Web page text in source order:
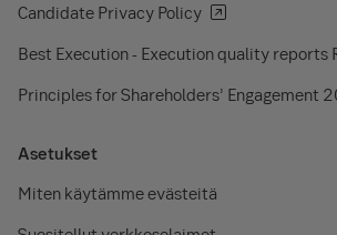
Candidate Privacy Policy
Best Execution - Execution quality reports
Principles for Shareholders’ Engagement
Asetukset
Miten käytämme evästeitä